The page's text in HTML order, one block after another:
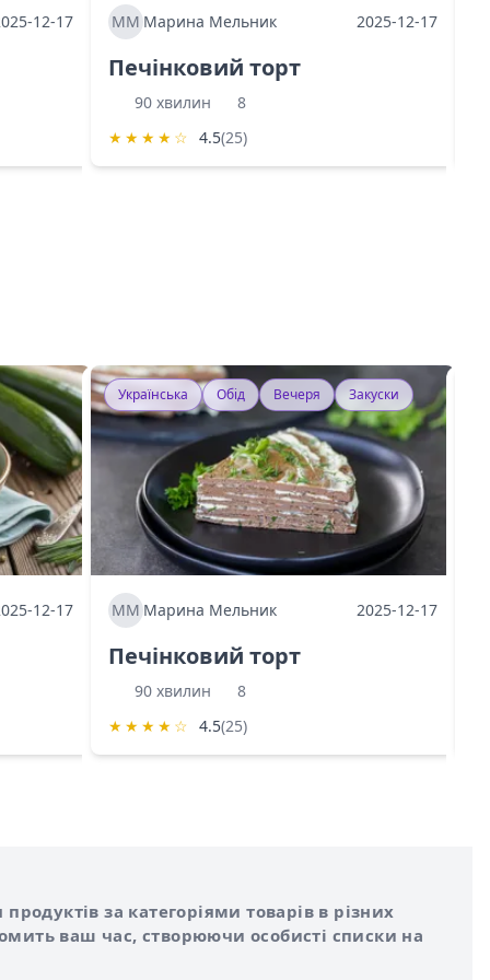
12-17 МММарина Мельник 2025-12-17
Печінковий торт
90 хвилин
8
★ ★ ★ ★ ☆ 4.5(25)
12-17
Українська Обід Вечеря Закуски
МММарина Мельник 2025-12-17
Печінковий торт
90 хвилин
8
★ ★ ★ ★ ☆ 4.5(25)
за категоріями товарів в різних
ваш час, створюючи особисті списки на